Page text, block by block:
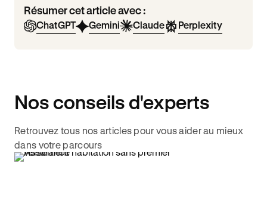
Résumer cet article avec :
ChatGPT Gemini Claude Perplexity
Nos conseils d'experts
Retrouvez tous nos articles pour vous aider au mieux
dans votre parcours